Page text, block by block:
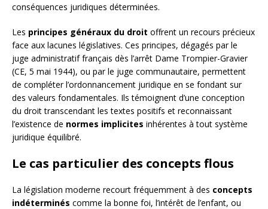
conséquences juridiques déterminées.
Les principes généraux du droit offrent un recours précieux
face aux lacunes législatives. Ces principes, dégagés par le
juge administratif français dès l’arrêt Dame Trompier-Gravier
(CE, 5 mai 1944), ou par le juge communautaire, permettent
de compléter l’ordonnancement juridique en se fondant sur
des valeurs fondamentales. Ils témoignent d’une conception
du droit transcendant les textes positifs et reconnaissant
l’existence de normes implicites inhérentes à tout système
juridique équilibré.
Le cas particulier des concepts flous
La législation moderne recourt fréquemment à des concepts
indéterminés comme la bonne foi, l’intérêt de l’enfant, ou